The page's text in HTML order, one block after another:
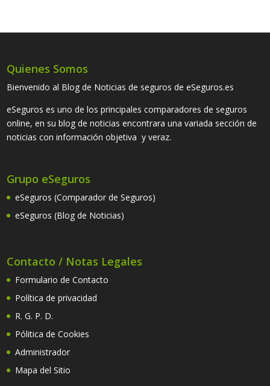
Quienes Somos
Bienvenido al Blog de Noticias de seguros de eSeguros.es
eSeguros es uno de los principales comparadores de seguros
online, en su blog de noticias encontrara una variada sección de
noticias con información objetiva y veraz.
Grupo eSeguros
eSeguros (Comparador de Seguros)
eSeguros (Blog de Noticias)
Contacto / Notas Legales
Formulario de Contacto
Política de privacidad
R. G. P. D.
Pólitica de Cookies
Administrador
Mapa del Sitio